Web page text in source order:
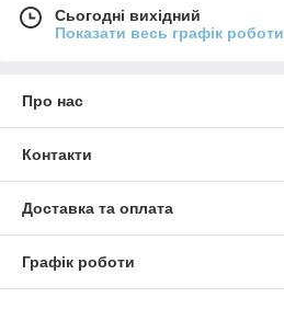
Сьогодні вихідний
Показати весь графік роботи
Про нас
Контакти
Доставка та оплата
Графік роботи